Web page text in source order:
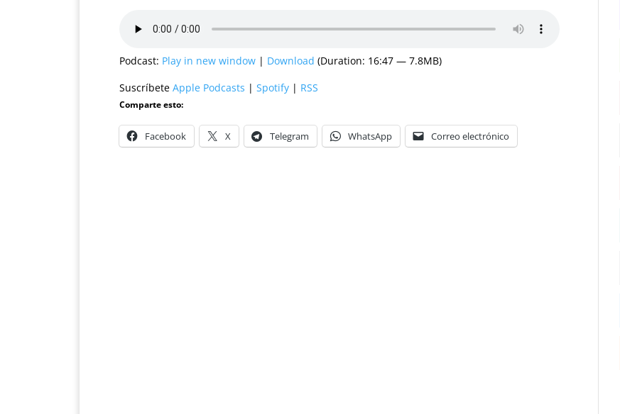
Podcast: Play in new window | Download (Duration: 16:47 — 7.8MB)
Suscríbete Apple Podcasts | Spotify | RSS
Comparte esto:
Facebook X Telegram WhatsApp Correo electrónico